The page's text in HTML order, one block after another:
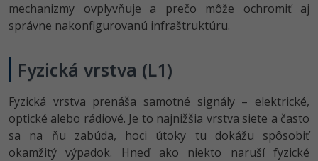
VB.NET
UML -80%
Algoritmy -41%
Umelá inteligencia -10%
Time management
Linux a UNIX
Siete
Kybernetická bezpečnost
mechanizmy ovplyvňuje a prečo môže ochromiť aj
správne nakonfigurovanú infraštruktúru.
Fyzická vrstva (L1)
Fyzická vrstva prenáša samotné signály – elektrické,
optické alebo rádiové. Je to najnižšia vrstva siete a často
sa na ňu zabúda, hoci útoky tu dokážu spôsobiť
okamžitý výpadok. Hneď ako niekto naruší fyzické